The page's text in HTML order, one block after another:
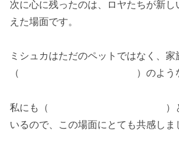
次に心に残ったのは、ロヤたちが新し
えた場面です。
ミシュカはただのペットではなく、家
（ ）のような存在
私にも（ ）という大
いるので、この場面にとても共感しま